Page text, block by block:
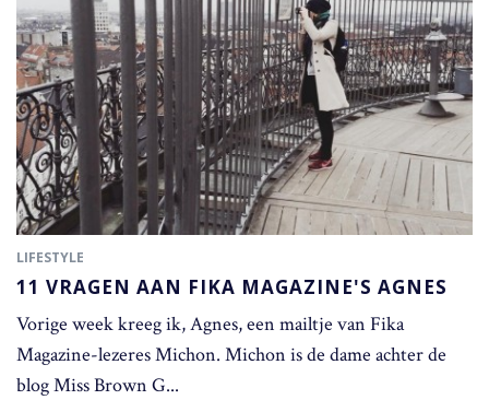
LIFESTYLE
11 VRAGEN AAN FIKA MAGAZINE'S AGNES
Vorige week kreeg ik, Agnes, een mailtje van Fika
Magazine-lezeres Michon. Michon is de dame achter de
blog Miss Brown G...